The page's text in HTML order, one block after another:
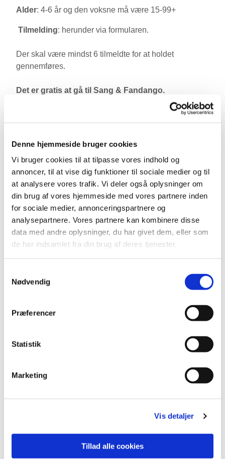
Denne hjemmeside bruger cookies
Vi bruger cookies til at tilpasse vores indhold og
annoncer, til at vise dig funktioner til sociale medier og til
at analysere vores trafik. Vi deler også oplysninger om
din brug af vores hjemmeside med vores partnere inden
for sociale medier, annonceringspartnere og
analysepartnere. Vores partnere kan kombinere disse
data med andre oplysninger, du har givet dem, eller som
de har indsamlet fra din brug af deres tjenester.
Nødvendig
Præferencer
Statistik
Marketing
Vis detaljer
Tillad alle cookies
Alder: 4-6 år og den voksne må være 15-99+
Tilmelding: herunder via formularen.
Der skal være mindst 6 tilmeldte for at holdet
gennemføres.
Det er gratis at gå til Sang & Fandango.
Vi glæder os til at byde dig og dit barn velkommen.
kontakte Amalie på 24 46 71 78 eller amc@km.dk